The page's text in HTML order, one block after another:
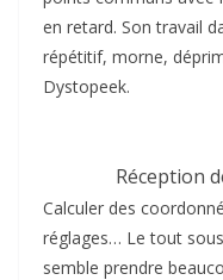
en retard. Son travail
répétitif, morne,
Dystopeek.
Réception
Calculer des
réglages… Le tout
semble prendre